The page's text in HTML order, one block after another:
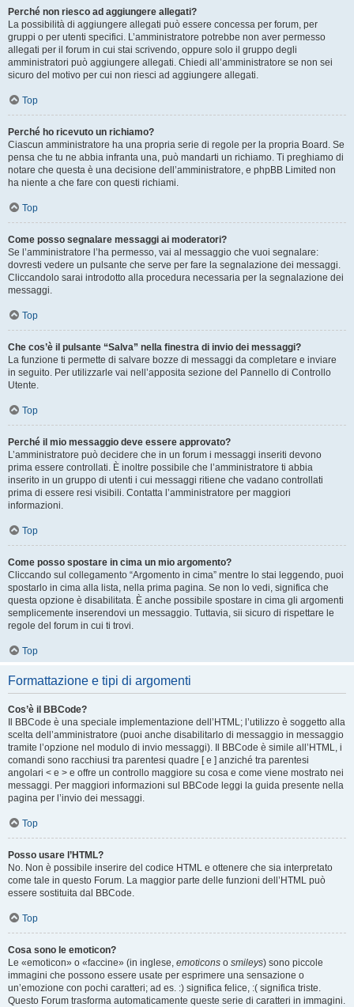
Perché non riesco ad aggiungere allegati?
La possibilità di aggiungere allegati può essere concessa per forum, per
gruppi o per utenti specifici. L’amministratore potrebbe non aver permesso
allegati per il forum in cui stai scrivendo, oppure solo il gruppo degli
amministratori può aggiungere allegati. Chiedi all’amministratore se non sei
sicuro del motivo per cui non riesci ad aggiungere allegati.
Top
Perché ho ricevuto un richiamo?
Ciascun amministratore ha una propria serie di regole per la propria Board. Se
pensa che tu ne abbia infranta una, può mandarti un richiamo. Ti preghiamo di
notare che questa è una decisione dell’amministratore, e phpBB Limited non
ha niente a che fare con questi richiami.
Top
Come posso segnalare messaggi ai moderatori?
Se l’amministratore l’ha permesso, vai al messaggio che vuoi segnalare:
dovresti vedere un pulsante che serve per fare la segnalazione dei messaggi.
Cliccandolo sarai introdotto alla procedura necessaria per la segnalazione dei
messaggi.
Top
Che cos’è il pulsante “Salva” nella finestra di invio dei messaggi?
La funzione ti permette di salvare bozze di messaggi da completare e inviare
in seguito. Per utilizzarle vai nell’apposita sezione del Pannello di Controllo
Utente.
Top
Perché il mio messaggio deve essere approvato?
L’amministratore può decidere che in un forum i messaggi inseriti devono
prima essere controllati. È inoltre possibile che l’amministratore ti abbia
inserito in un gruppo di utenti i cui messaggi ritiene che vadano controllati
prima di essere resi visibili. Contatta l’amministratore per maggiori
informazioni.
Top
Come posso spostare in cima un mio argomento?
Cliccando sul collegamento “Argomento in cima” mentre lo stai leggendo, puoi
spostarlo in cima alla lista, nella prima pagina. Se non lo vedi, significa che
questa opzione è disabilitata. È anche possibile spostare in cima gli argomenti
semplicemente inserendovi un messaggio. Tuttavia, sii sicuro di rispettare le
regole del forum in cui ti trovi.
Top
Formattazione e tipi di argomenti
Cos’è il BBCode?
Il BBCode è una speciale implementazione dell’HTML; l’utilizzo è soggetto alla
scelta dell’amministratore (puoi anche disabilitarlo di messaggio in messaggio
tramite l’opzione nel modulo di invio messaggi). Il BBCode è simile all’HTML, i
comandi sono racchiusi tra parentesi quadre [ e ] anziché tra parentesi
angolari < e > e offre un controllo maggiore su cosa e come viene mostrato nei
messaggi. Per maggiori informazioni sul BBCode leggi la guida presente nella
pagina per l’invio dei messaggi.
Top
Posso usare l’HTML?
No. Non è possibile inserire del codice HTML e ottenere che sia interpretato
come tale in questo Forum. La maggior parte delle funzioni dell’HTML può
essere sostituita dal BBCode.
Top
Cosa sono le emoticon?
Le «emoticon» o «faccine» (in inglese, emoticons o smileys) sono piccole
immagini che possono essere usate per esprimere una sensazione o
un’emozione con pochi caratteri; ad es. :) significa felice, :( significa triste.
Questo Forum trasforma automaticamente queste serie di caratteri in immagini.